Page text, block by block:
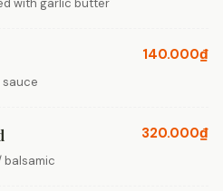
with garlic butter
140.000₫
balsamic
320.000₫